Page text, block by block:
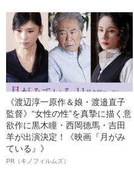
《渡辺淳一原作＆娘・渡邉直子
監督》“女性の性”を真摯に描く意
欲作に黒木瞳・西岡德馬・吉田
羊が出演決定！《映画『月がみ
ている』》
PR（キノフィルムズ）